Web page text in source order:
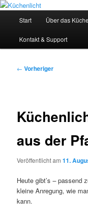
Zum
springenKüchenlicht
Der Mitkochpodcast
Start Über das
Kontakt & Support
Beitragsnavigation
← Vorheriger
aus der
Veröffentlicht am11.
Heute gibt’s – passend
kleine Anregung, wie
kann.